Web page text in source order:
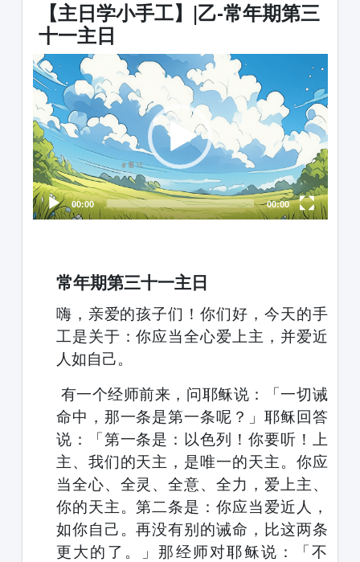
【主日学小手工】|乙-常年期第三
十一主日
Video
Player
00:00 00:00
常年期第三十一主日
嗨，亲爱的孩子们！你们好，今天的手
工是关于：你应当全心爱上主，并爱近
人如自己。
有一个经师前来，问耶稣说：「一切诫
命中，那一条是第一条呢？」耶稣回答
说：「第一条是：以色列！你要听！上
主、我们的天主，是唯一的天主。你应
当全心、全灵、全意、全力，爱上主、
你的天主。第二条是：你应当爱近人，
如你自己。再没有别的诫命，比这两条
更大的了。」那经师对耶稣说：「不